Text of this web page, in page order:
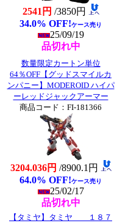
2541円 /3850円
34.0% OFF!ケース売り
25/09/19
品切れ中
数量限定カートン単位
64％OFF【グッドスマイルカ
ンパニー】MODEROID ハイパ
ーレッドジャックアーマー
商品コード：FI-181366
3204.036円 /8900.1円
64.0% OFF!ケース売り
25/02/17
品切れ中
【タミヤ】タミヤ １８７